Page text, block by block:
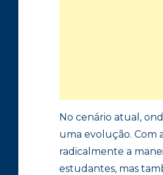
No cenário atual,
uma evolução. Com
radicalmente a
estudantes, mas